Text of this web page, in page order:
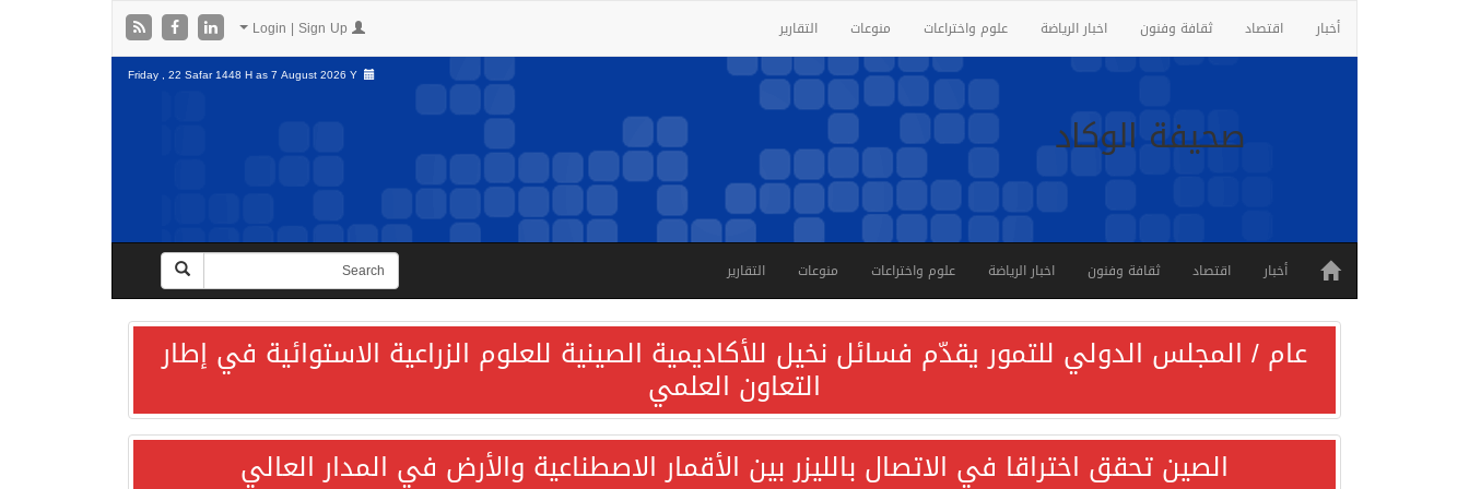
أخبار اقتصاد ثقافة وفنون اخبار الرياضة علوم واختراعات منوعات التقارير
صحيفة الوكاد
Friday , 22 Safar 1448 H as7 August 2026 Y
أخبار اقتصاد ثقافة وفنون اخبار الرياضة علوم واختراعات منوعات التقارير
عام / المجلس الدولي للتمور يقدّم فسائل نخيل للأكاديمية الصينية للعلوم الزراعية الاستوائية في إطار
التعاون العلمي
الصين تحقق اختراقا في الاتصال بالليزر بين الأقمار الاصطناعية والأرض في المدار العالي